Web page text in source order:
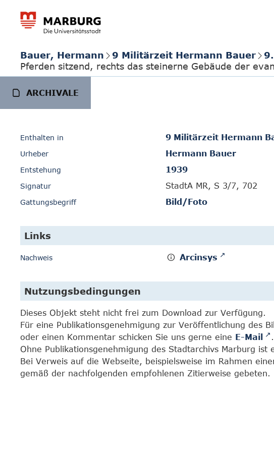
Bauer, Hermann 9 Militärzeit Hermann Bauer
Pferden sitzend, rechts das steinerne Gebäude der
ARCHIVALE
Enthalten in 9 Militärzeit Hermann
Urheber Hermann Bauer
Entstehung 1939
Signatur StadtA MR, S 3/7, 702
Gattungsbegriff Bild/Foto
Links
Nachweis Arcinsys
Nutzungsbedingungen
Dieses Objekt steht nicht frei zum Download zur Verfügung.
Für eine Publikationsgenehmigung zur Veröffentlichung des
oder einen Kommentar schicken Sie uns gerne eine E-Mail
.
Ohne Publikationsgenehmigung des Stadtarchivs Marburg
Bei Verweis auf die Webseite, beispielsweise im Rahmen
gemäß der nachfolgenden empfohlenen Zitierweise gebeten.